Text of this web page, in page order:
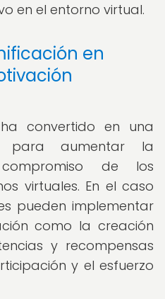
en el entorno virtual.
en
convertido en una
para aumentar la
de los
virtuales. En el caso
pueden implementar
como la creación
y recompensas
y el esfuerzo